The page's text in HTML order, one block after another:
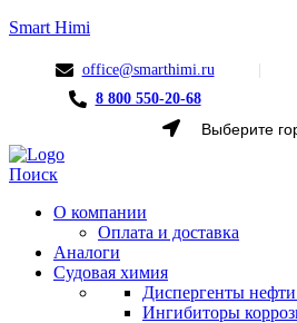
Smart Himi
8 800 550-20-68
office@smarthimi.ru
Menu
Поиск
О компании
Оплата и доставка
Аналоги
Судовая химия
Диспергенты
Ингибиторы